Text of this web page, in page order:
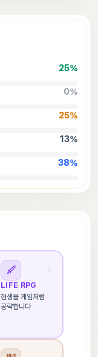
25%
0%
25%
13%
38%
LIFE RPG
현생을 게임처럼
공략합니다